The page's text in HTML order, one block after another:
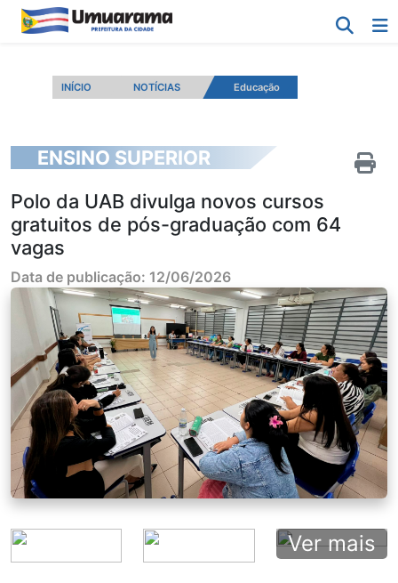
INÍCIO NOTÍCIAS Educação
ENSINO SUPERIOR
Polo da UAB divulga novos cursos
gratuitos de pós-graduação com 64
vagas
Data de publicação: 12/06/2026
Ver mais